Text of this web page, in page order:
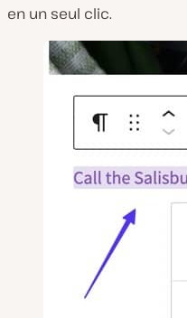
en un seul clic.